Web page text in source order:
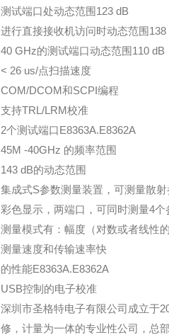
测试端口处动态范围123 dB
进行直接接收机访问时动态范围138
40 GHz的测试端口动态范围110 dB
< 26 us/点扫描速度
COM/DCOM和SCPI编程
支持TRL/LRM校准
2个测试端口E8363A.E8362A
45M -40GHz 的频率范围
143 dB的动态范围
集成式S参数测量装置，可测量散
彩色显示，两端口，可同时测量4个
测量模式有：幅度（对数或者线性
测量速度和传输速率快
的性能E8363A.E8362A
USB控制的电子校准
深圳市圣格特电子有限公司成立于
修，计量为一体的专业性公司，总